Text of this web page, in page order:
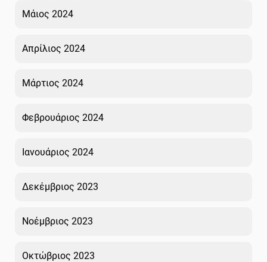
Μάιος 2024
Απρίλιος 2024
Μάρτιος 2024
Φεβρουάριος 2024
Ιανουάριος 2024
Δεκέμβριος 2023
Νοέμβριος 2023
Οκτώβριος 2023